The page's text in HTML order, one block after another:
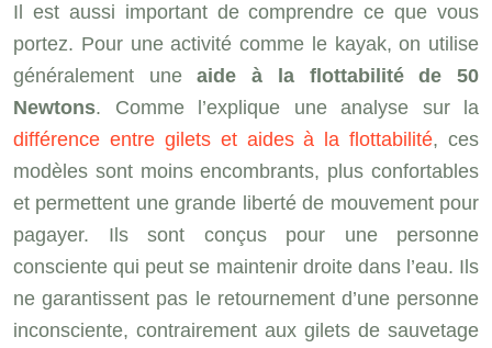
Il est aussi important de comprendre ce que vous
portez. Pour une activité comme le kayak, on utilise
généralement uneaide à la flottabilité de 50
Newtons. Comme l’explique une analyse sur la
différence entre gilets et aides à la flottabilité, ces
modèles sont moins encombrants, plus confortables
et permettent une grande liberté de mouvement pour
pagayer. Ils sont conçus pour une personne
consciente qui peut se maintenir droite dans l’eau. Ils
ne garantissent pas le retournement d’une personne
inconsciente, contrairement aux gilets de sauvetage